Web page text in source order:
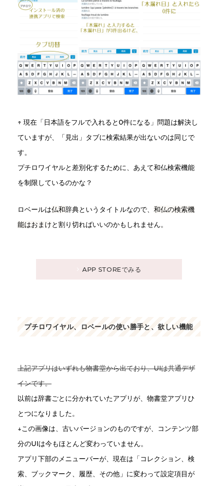
↑ 現在「日本語をフルで入れると0件になる」問題は解決し
ていますが、「見出」タブに検索結果が出ないのは同じで
す。
プチロワイヤルと差別化するために、あえて和仏検索機能
を制限しているのかな？
ロベールは仏和辞典というタイトルなので、 和仏の検索機
能はおまけと割り切ればいいのかもしれません。
APP STOREでみる
プチロワイヤル、ロベールの使い勝手と、欲しい機能
上記アプリはいずれも物書堂から出ており、UIは共通デザ
インです。
以前は辞書ごとに分かれていたアプリが、物書堂アプリひ
とつになりました。
↓この画像は、古いバージョンのものですが、コンテンツ部
分のUIは今もほとんど変わっていません。
アプリ下部のメニューバーが、現在は「コレクション、検
索、ブックマーク、履歴、その他」に変わって設定項目が